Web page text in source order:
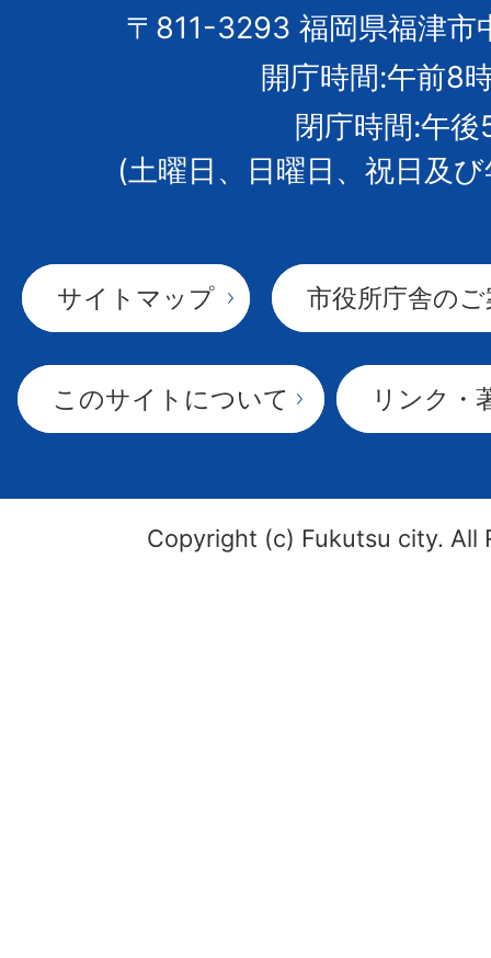
市
章
〒811-3293 福岡県福津市
開庁時間:午前8
閉庁時間:午後
(土曜日、日曜日、祝日及
サイトマップ 市役所庁舎の
このサイトについて リンク・
Copyright (c) Fukutsu city. All